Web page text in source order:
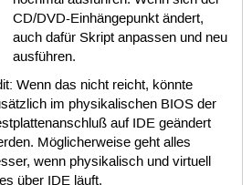
CD/DVD-Einhängepunkt ändert,
auch dafür Skript anpassen und neu
ausführen.
Wenn das nicht reicht, könnte
im physikalischen BIOS der
auf IDE geändert
Möglicherweise geht alles
wenn physikalisch und virtuell
über IDE läuft.